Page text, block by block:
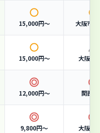
15,000円〜 大阪市
15,000円〜 大阪市
12,000円〜 関西
9,800円〜 大阪府